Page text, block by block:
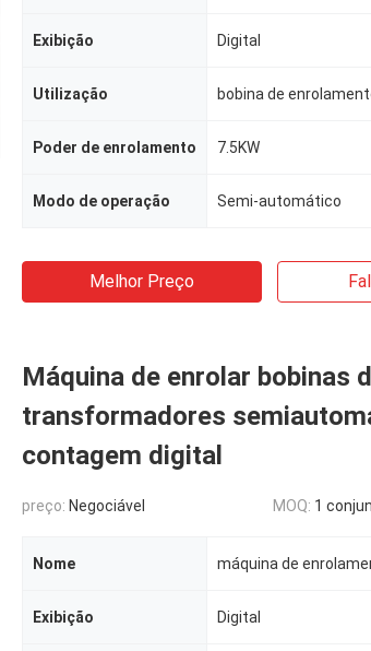
Exibição Digital
Utilização bobina de
Poder de enrolamento 7.5KW
Modo de operação Semi-automático
Melhor Preço
Máquina de enrolar bobinas
transformadores
contagem digital
preço: Negociável MOQ: 1
Nome
Exibição Digital